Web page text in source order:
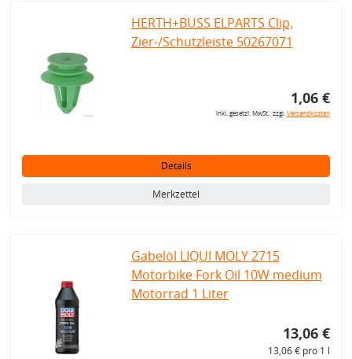
HERTH+BUSS ELPARTS Clip,
Zier-/Schutzleiste 50267071
1,06 €
inkl. gesetzl. MwSt., zzgl.Versandkosten
Details
Merkzettel
Gabelöl LIQUI MOLY 2715
Motorbike Fork Oil 10W medium
Motorrad 1 Liter
13,06 €
13,06 € pro 1 l